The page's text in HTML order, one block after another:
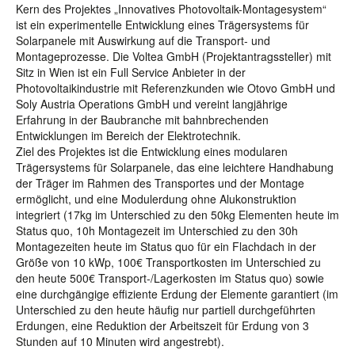
Kern des Projektes „Innovatives Photovoltaik-Montagesystem“
ist ein experimentelle Entwicklung eines Trägersystems für
Solarpanele mit Auswirkung auf die Transport- und
Montageprozesse. Die Voltea GmbH (Projektantragssteller) mit
Sitz in Wien ist ein Full Service Anbieter in der
Photovoltaikindustrie mit Referenzkunden wie Otovo GmbH und
Soly Austria Operations GmbH und vereint langjährige
Erfahrung in der Baubranche mit bahnbrechenden
Entwicklungen im Bereich der Elektrotechnik.
Ziel des Projektes ist die Entwicklung eines modularen
Trägersystems für Solarpanele, das eine leichtere Handhabung
der Träger im Rahmen des Transportes und der Montage
ermöglicht, und eine Modulerdung ohne Alukonstruktion
integriert (17kg im Unterschied zu den 50kg Elementen heute im
Status quo, 10h Montagezeit im Unterschied zu den 30h
Montagezeiten heute im Status quo für ein Flachdach in der
Größe von 10 kWp, 100€ Transportkosten im Unterschied zu
den heute 500€ Transport-/Lagerkosten im Status quo) sowie
eine durchgängige effiziente Erdung der Elemente garantiert (im
Unterschied zu den heute häufig nur partiell durchgeführten
Erdungen, eine Reduktion der Arbeitszeit für Erdung von 3
Stunden auf 10 Minuten wird angestrebt).